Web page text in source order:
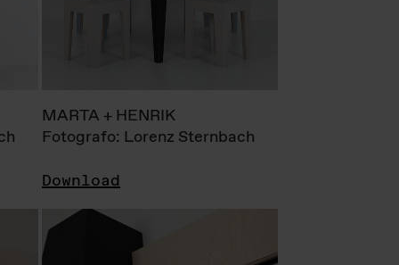
MARTA + HENRIK
Fotografo: Lorenz Sternbach
Download